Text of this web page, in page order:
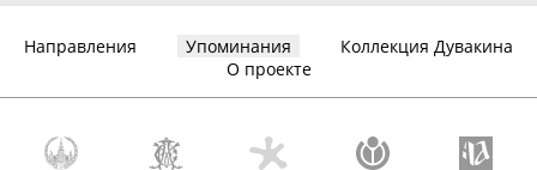
Направления Упоминания
Коллекция Дувакина
О проекте